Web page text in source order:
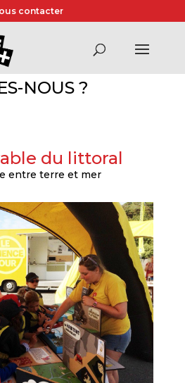
contacter
NOUS ?
du littoral
entre terre et mer